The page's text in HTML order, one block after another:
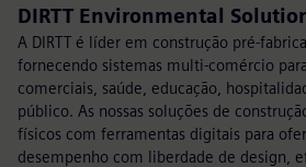
DIRTT Environmental
A DIRTT é líder em construção pré-
fornecendo sistemas multi-comércio
comerciais, saúde, educação,
público. As nossas soluções de
físicos com ferramentas digitais para
desempenho com liberdade de design,